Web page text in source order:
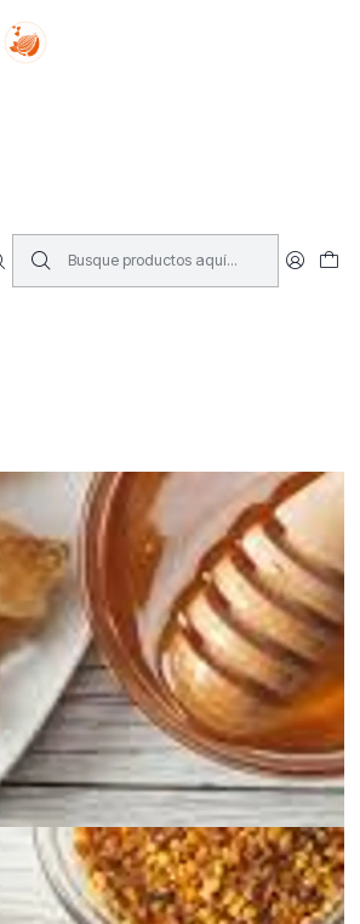
Tus sueños se concretan aquí !!!